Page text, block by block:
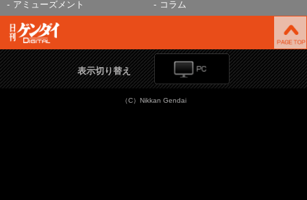
アミューズメント
コラム
表示切り替え
（C）Nikkan Gendai